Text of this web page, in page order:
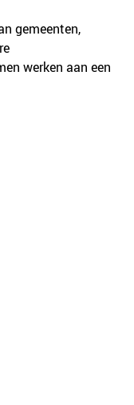
gemeenten,
werken aan een